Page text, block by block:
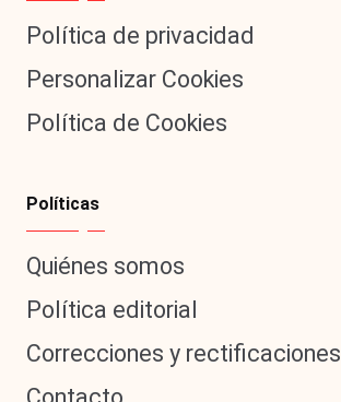
Política de privacidad
Personalizar Cookies
Política de Cookies
Políticas
Quiénes somos
Política editorial
Correcciones y rectificaciones